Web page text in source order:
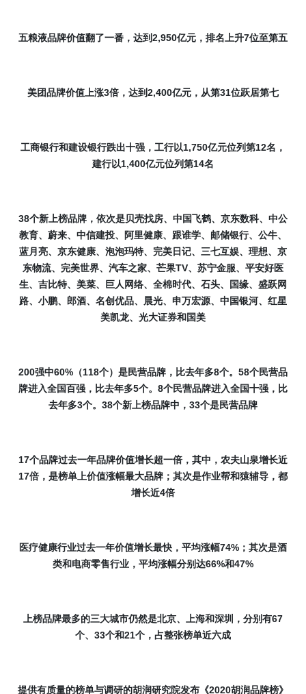
五粮液品牌价值翻了一番，达到 2,950亿元，排名上升7位至第五
美团品牌价值上涨3倍，达到 2,400亿元，从第31位跃居第七
工商银行和建设银行跌出十强，工行以1,750亿元位列第12名，
建行以1,400亿元位列第14名
38个新上榜品牌，依次是贝壳找房、中国飞鹤、京东数科、中公
教育、蔚来、中信建投、阿里健康、跟谁学、邮储银行、公牛、
蓝月亮、京东健康、泡泡玛特、完美日记、三七互娱、理想、京
东物流、完美世界、汽车之家、芒果TV、苏宁金服、平安好医
生、吉比特、美菜、巨人网络、全棉时代、石头、国缘、盛跃网
路、小鹏、郎酒、名创优品、晨光、申万宏源、中国银河、红星
美凯龙、光大证券和国美
200强中60% （118个）是民营品牌，比去年多8个。 58个民营品
牌进入全国百强，比去年多5个。 8个民营品牌进入全国十强，比
去年多3个。 38个新上榜品牌中， 33个是民营品牌
17个品牌过去一年品牌价值增长超一倍，其中，农夫山泉增长近
17倍，是榜单上价值涨幅最大品牌；其次是作业帮和猿辅导，都
增长近4倍
医疗健康行业过去一年价值增长最快，平均涨幅74% ；其次是酒
类和电商零售行业，平均涨幅分别达66%和47%
上榜品牌最多的三大城市仍然是北京、上海和深圳，分别有67
个、 33个和21个，占整张榜单近六成
提供有质量的榜单与调研的胡润研究院发布《2020胡润品牌榜》